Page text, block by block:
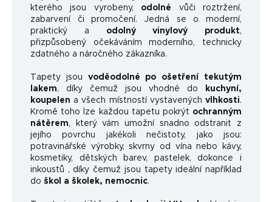
kterého jsou vyrobeny, odolné vůči roztržení,
zabarvení či promočení. Jedná se o moderní,
praktický a
odolný vinylový produkt,
přizpůsobený očekáváním moderního, technicky
zdatného a náročného zákazníka.
Tapety jsou voděodolné po ošetření tekutým
lakem, díky čemuž jsou vhodné do
kuchyní,
koupelen a všech místností vystavených vlhkosti.
Kromě toho lze každou tapetu pokrýt ochranným
nátěrem, který vám umožní snadno odstranit z
jejího povrchu jakékoli nečistoty, jako jsou:
potravinářské výrobky, skvrny od vína nebo kávy,
kosmetiky, dětských barev, pastelek, dokonce i
inkoustů , díky čemuž jsou tapety ideální například
do škol a školek, nemocnic.